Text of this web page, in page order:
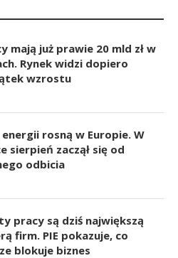
mają już prawie 20 mld zł w
Rynek widzi dopiero
wzrostu
energii rosną w Europie. W
sierpień zaczął się od
odbicia
pracy są dziś największą
firm. PIE pokazuje, co
blokuje biznes